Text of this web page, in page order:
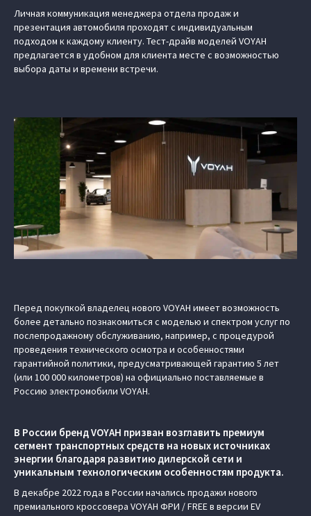
Личная коммуникация менеджера отдела продаж и
презентация автомобиля проходят с индивидуальным
подходом к каждому клиенту. Тест-драйв моделей VOYAH
предлагается в удобном для клиента месте с возможностью
выбора даты и времени встречи.
Перед покупкой владелец нового VOYAH имеет возможность
более детально познакомиться с моделью и спектром услуг по
послепродажному обслуживанию, например, с процедурой
проведения технического осмотра и особенностями
гарантийной политики, предусматривающей гарантию 5 лет
(или 100 000 километров) на официально поставляемые в
Россию электромобили VOYAH.
В России бренд VOYAH призван возглавить премиум
сегмент транспортных средств на новых источниках
энергии благодаря развитию дилерской сети и
уникальным технологическим особенностям продукта.
В декабре 2022 года в России начались продажи нового
премиального кроссовера VOYAH ФРИ / FREE в версии EV